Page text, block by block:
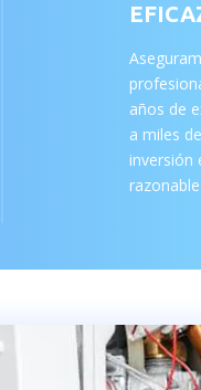
años de
a miles
inversión
razonable